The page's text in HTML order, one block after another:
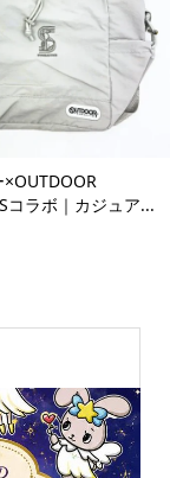
コラボ｜カジュア...
share me!